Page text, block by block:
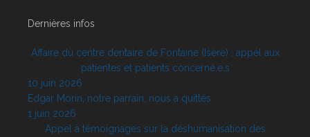
Dernières infos
Affaire du centre dentaire de Fontaine (Isère) : appel aux
patientes et patients concerné.e.s
10 juin 2026
Edgar Morin, notre parrain, nous a quittés
1 juin 2026
Appel à témoignages sur la déshumanisation des